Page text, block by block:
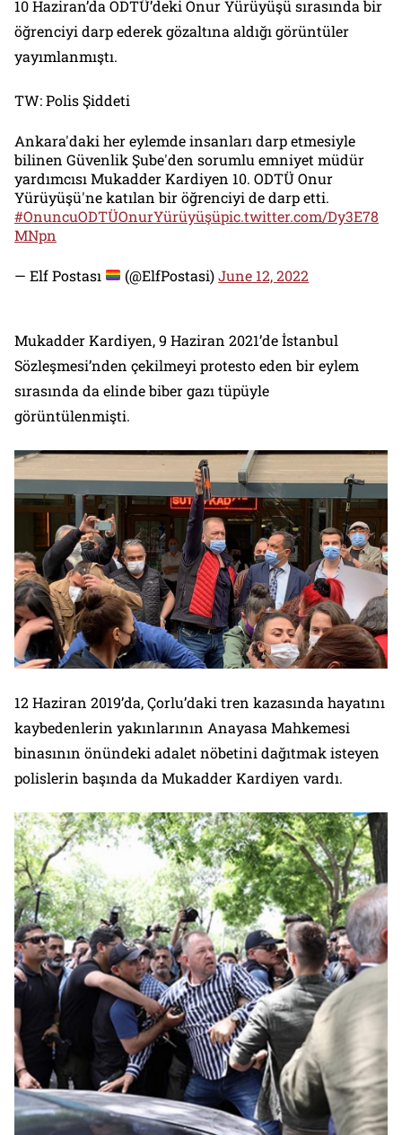
10 Haziran’da ODTÜ’deki Onur Yürüyüşü sırasında bir
öğrenciyi darp ederek gözaltına aldığı görüntüler
yayımlanmıştı.
TW: Polis Şiddeti
Ankara'daki her eylemde insanları darp etmesiyle
bilinen Güvenlik Şube'den sorumlu emniyet müdür
yardımcısı Mukadder Kardiyen 10. ODTÜ Onur
Yürüyüşü'ne katılan bir öğrenciyi de darp etti.
#OnuncuODTÜOnurYürüyüşüpic.twitter.com/Dy3E78
MNpn
— Elf Postası (@ElfPostasi)June 12, 2022
Mukadder Kardiyen, 9 Haziran 2021’de İstanbul
Sözleşmesi’nden çekilmeyi protesto eden bir eylem
sırasında da elinde biber gazı tüpüyle
görüntülenmişti.
12 Haziran 2019’da, Çorlu’daki tren kazasında hayatını
kaybedenlerin yakınlarının Anayasa Mahkemesi
binasının önündeki adalet nöbetini dağıtmak isteyen
polislerin başında da Mukadder Kardiyen vardı.